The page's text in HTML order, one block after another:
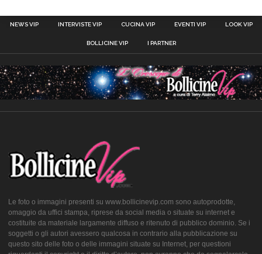
NEWS VIP INTERVISTE VIP CUCINA VIP EVENTI VIP LOOK VIP
BOLLICINE VIP I PARTNER
Le foto o immagini presenti su www.bollicinevip.com sono autoprodotte,
omaggio da uffici stampa, riprese da social media o situate su internet e
costituite da materiale largamente diffuso e ritenuto di pubblico dominio. Se i
soggetti o gli autori avessero qualcosa in contrario alla pubblicazione su
questo sito delle foto o delle immagini situate su Internet, per questioni